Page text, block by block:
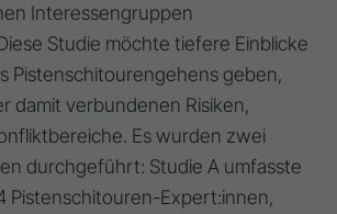
Interessengruppen
Studie möchte tiefere Einblicke
Pistenschitourengehens geben,
damit verbundenen Risiken,
Es wurden zwei
durchgeführt: Studie A umfasste
Pistenschitouren-Expert:innen,